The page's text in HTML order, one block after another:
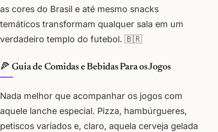
as cores do Brasil e até mesmo snacks
temáticos transformam qualquer sala em um
verdadeiro templo do futebol. 🇧🇷
🍕 Guia de Comidas e Bebidas Para os Jogos
Nada melhor que acompanhar os jogos com
aquele lanche especial. Pizza, hambúrgueres,
petiscos variados e, claro, aquela cerveja gelada